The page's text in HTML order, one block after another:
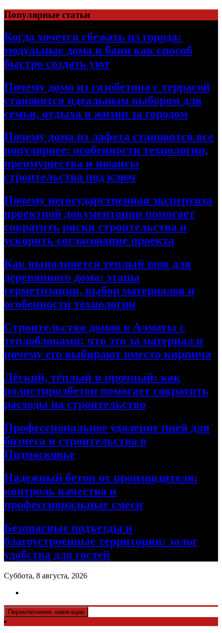
Перейти
к
содержимому
Популярные статьи
Когда хочется сбежать из города:
модульные дома и бани как способ
быстро создать уют
Почему дома из газобетона с террасой
становятся идеальным выбором для
семьи, отдыха и жизни за городом
Почему дома из лафета становятся все
популярнее: особенности технологии,
преимущества и нюансы
строительства под ключ
Почему негосударственная экспертиза
проектной документации помогает
сократить риски строительства и
ускорить согласование проекта
Как выполняется теплый шов для
деревянного дома: этапы
герметизации, выбор материалов и
особенности технологии
Строительство домов в Алматы с
теплоблоками: что это за материал и
почему его выбирают вместо кирпича
Лёгкий, тёплый и прочный: как
полистиролбетон помогает сократить
расходы на строительство
Профессиональное удаление пней для
бизнеса и строительства в
Подмосковье
Надежный бетон от производителя:
контроль качества и
профессиональные смеси
Безопасные подъезды и
благоустроенные территории: залог
удобства для гостей
Суббота, 8 августа, 2026
Переключение навигации